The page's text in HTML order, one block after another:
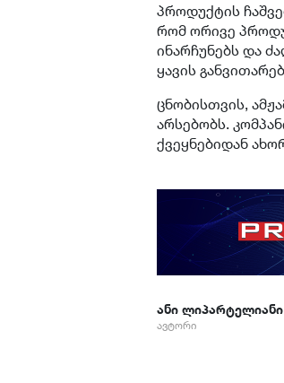
პროდუქტის
რომ ორივე
ინარჩუნებს და
ყავის
ცნობისთვის,
არსებობს.
ქვეყნებიდან
ანი ლიპარტელიანი
ავტორი